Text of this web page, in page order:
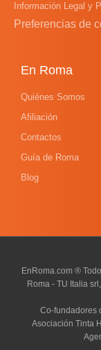
Información Legal y
Preferencias de
En Roma
Quiénes Somos
Afiliación
Contactos
Guía de Roma
Blog
EnRoma.com ®
Roma - TU Italia
Co-fundadores
Asociación Tinta